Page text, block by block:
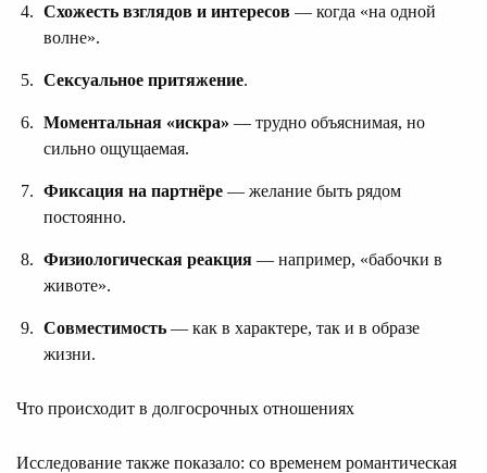
Схожесть взглядов и интересов — когда «на одной
волне».
Сексуальное притяжение.
Моментальная «искра» — трудно объяснимая, но
сильно ощущаемая.
Фиксация на партнёре — желание быть рядом
постоянно.
Физиологическая реакция — например, «бабочки в
животе».
Совместимость — как в характере, так и в образе
жизни.
Что происходит в долгосрочных отношениях
Исследование также показало: со временем романтическая